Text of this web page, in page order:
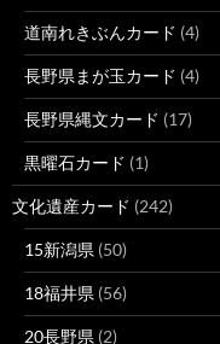
道南れきぶんカード (4)
長野県まが玉カード (4)
長野県縄文カード (17)
黒曜石カード (1)
文化遺産カード (242)
15新潟県 (50)
18福井県 (56)
20長野県 (2)